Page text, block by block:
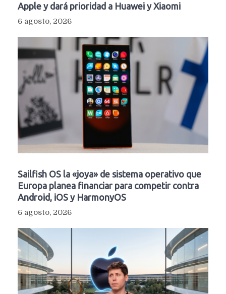
Apple y dará prioridad a Huawei y Xiaomi
6 agosto, 2026
Sailfish OS la «joya» de sistema operativo que
Europa planea financiar para competir contra
Android, iOS y HarmonyOS
6 agosto, 2026